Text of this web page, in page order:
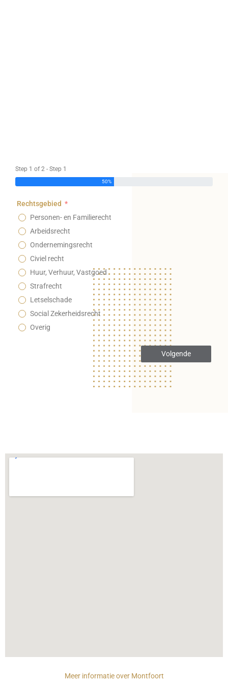
Step 1 of 2 - Step 1
50%
Rechtsgebied
Personen- en Familierecht
Arbeidsrecht
Ondernemingsrecht
Civiel recht
Huur, Verhuur, Vastgoed
Strafrecht
Letselschade
Social Zekerheidsrecht
Overig
Volgende
Meer informatie over Montfoort